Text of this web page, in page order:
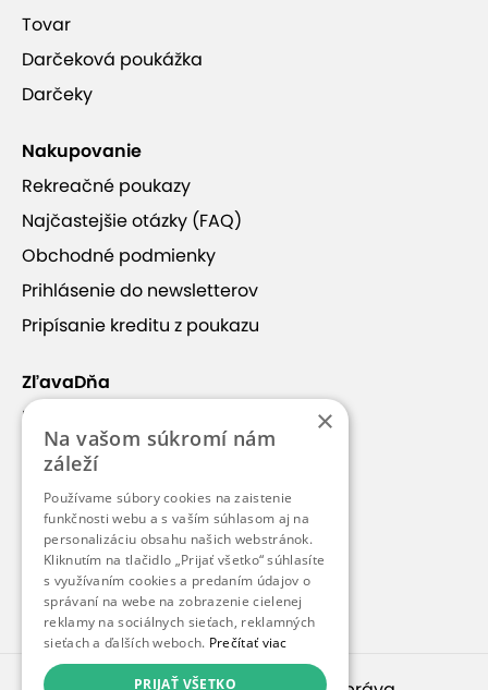
Tovar
Darčeková poukážka
Darčeky
Nakupovanie
Rekreačné poukazy
Najčastejšie otázky (FAQ)
Obchodné podmienky
Prihlásenie do newsletterov
Pripísanie kreditu z poukazu
ZľavaDňa
Náš príbeh
Kontakt
Kariéra
Blog
Pre médiá
Pre partnerov
×
Na vašom súkromí nám
záleží
Používame súbory cookies na zaistenie
funkčnosti webu a s vaším súhlasom aj na
personalizáciu obsahu našich webstránok.
Kliknutím na tlačidlo „Prijať všetko“ súhlasíte
s využívaním cookies a predaním údajov o
správaní na webe na zobrazenie cielenej
reklamy na sociálnych sieťach, reklamných
sieťach a ďalších weboch. Prečítať viac
PRIJAŤ VŠETKO